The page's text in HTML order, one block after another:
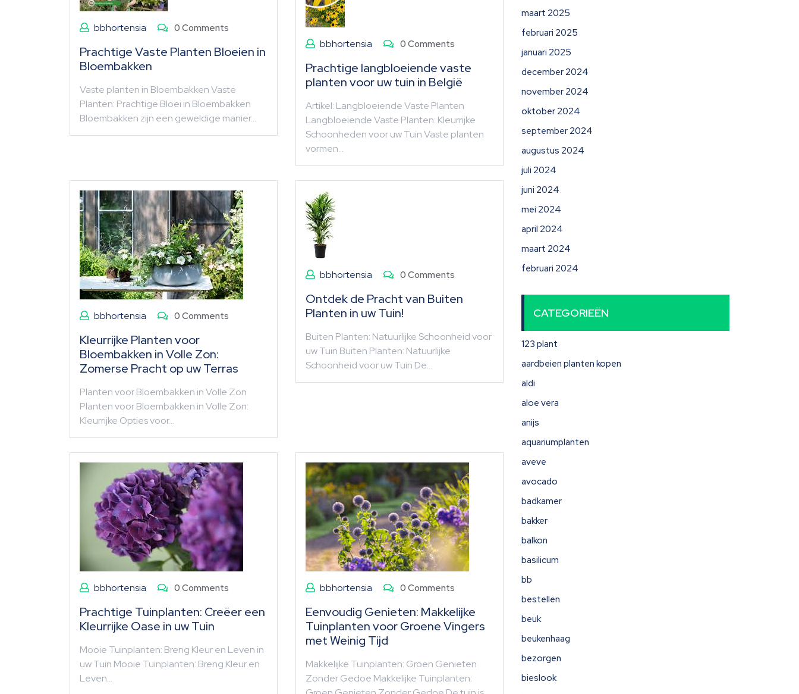
bbhortensia 0 Comments
Prachtige Vaste Planten Bloeien in
Bloembakken
Vaste planten in Bloembakken Vaste
Planten: Prachtige Bloei in Bloembakken
Bloembakken zijn een geweldige manier…
bbhortensia 0 Comments
Prachtige langbloeiende vaste
planten voor uw tuin in België
Artikel: Langbloeiende Vaste Planten
Langbloeiende Vaste Planten: Kleurrijke
Schoonheden voor uw Tuin Vaste planten
vormen…
bbhortensia 0 Comments
Kleurrijke Planten voor
Bloembakken in Volle Zon:
Zomerse Pracht op uw Terras
Planten voor Bloembakken in Volle Zon
Planten voor Bloembakken in Volle Zon:
Kleurrijke Opties voor…
bbhortensia 0 Comments
Ontdek de Pracht van Buiten
Planten in uw Tuin!
Buiten Planten: Natuurlijke Schoonheid voor
uw Tuin Buiten Planten: Natuurlijke
Schoonheid voor uw Tuin De…
bbhortensia 0 Comments
Prachtige Tuinplanten: Creëer een
Kleurrijke Oase in uw Tuin
Mooie Tuinplanten: Breng Kleur en Leven in
uw Tuin Mooie Tuinplanten: Breng Kleur en
Leven…
bbhortensia 0 Comments
Eenvoudig Genieten: Makkelijke
Tuinplanten voor Groene Vingers
met Weinig Tijd
Makkelijke Tuinplanten: Groen Genieten
Zonder Gedoe Makkelijke Tuinplanten:
maart 2025
februari 2025
januari 2025
december 2024
november 2024
oktober 2024
september 2024
augustus 2024
juli 2024
juni 2024
mei 2024
april 2024
maart 2024
februari 2024
CATEGORIEËN
123 plant
aardbeien planten kopen
aldi
aloe vera
anijs
aquariumplanten
aveve
avocado
badkamer
bakker
balkon
basilicum
bb
bestellen
beuk
beukenhaag
bezorgen
bieslook